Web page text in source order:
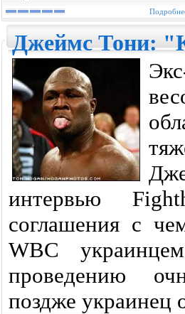
Джеймс Тони:
интервью
соглашения с
WBC
проведению
поздже украинец